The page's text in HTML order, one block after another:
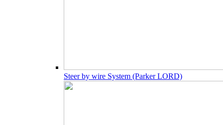
Steer by wire System (Parker LORD)